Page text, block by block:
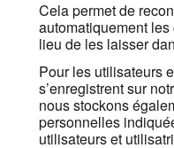
Cela permet de
automatiquement
lieu de les laisser
Pour les utilisateurs
s’enregistrent sur
nous stockons
personnelles
utilisateurs et